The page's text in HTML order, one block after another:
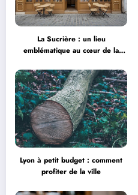
La Sucrière : un lieu
emblématique au cœur de la
Lyon à petit budget : comment
profiter de la ville